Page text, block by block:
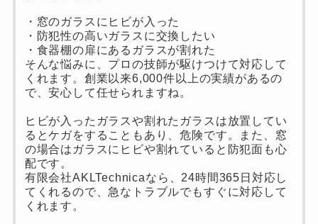
・窓のガラスにヒビが入った
・防犯性の高いガラスに交換したい
・食器棚の扉にあるガラスが割れた
そんな悩みに、プロの技師が駆けつけて対応して
くれます。創業以来6,000件以上の実績があるの
で、安心して任せられますね。
ヒビが入ったガラスや割れたガラスは放置してい
るとケガをすることもあり、危険です。また、窓
の場合はガラスにヒビや割れていると防犯面も心
配です。
有限会社AKLTechnicaなら、24時間365日対応し
てくれるので、急なトラブルでもすぐに対応して
くれます。